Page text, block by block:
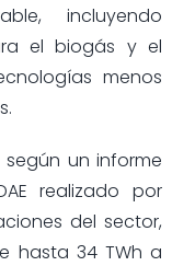
incluyendo
el biogás y el
menos
un informe
realizado por
del sector,
hasta 34 TWh a